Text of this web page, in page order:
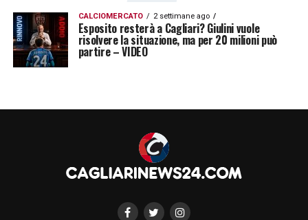
CALCIOMERCATO 2 settimane ago
Esposito resterà a Cagliari? Giulini vuole
risolvere la situazione, ma per 20 milioni può
partire – VIDEO